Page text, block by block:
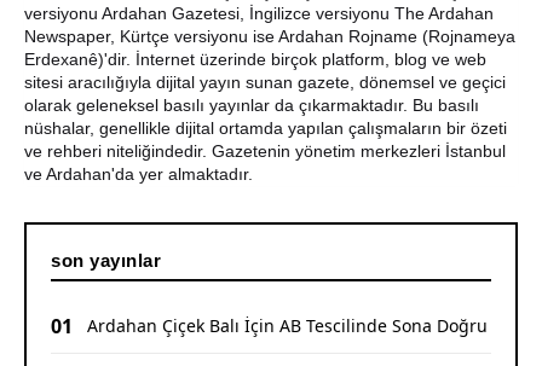
Çıldır Gölü Yelken Yarışlarına Ev Sahipliği Yaptı
CHP Ardahan'da Sürpriz Karar: İl Başkanı Yunus Dündar
ve Yönetimi Görevden Alındı
versiyonu Ardahan Gazetesi, İngilizce versiyonu The Ardahan
Newspaper, Kürtçe versiyonu ise Ardahan Rojname (Rojnameya
Erdexanê)'dir. İnternet üzerinde birçok platform, blog ve web
sitesi aracılığıyla dijital yayın sunan gazete, dönemsel ve geçici
olarak geleneksel basılı yayınlar da çıkarmaktadır. Bu basılı
nüshalar, genellikle dijital ortamda yapılan çalışmaların bir özeti
ve rehberi niteliğindedir. Gazetenin yönetim merkezleri İstanbul
ve Ardahan'da yer almaktadır.
son yayınlar
01 Ardahan Çiçek Balı İçin AB Tescilinde Sona Doğru